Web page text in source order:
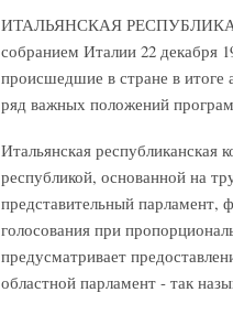
ИТАЛЬЯНСКАЯ
собранием Италии 22 декабря
происшедшие в стране в итоге
ряд важных положений
Итальянская республиканская
республикой, основанной на
представительный парламент,
голосования при
предусматривает
областной парламент - так